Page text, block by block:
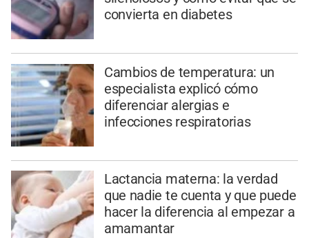
convierta en diabetes
Cambios de temperatura: un
especialista explicó cómo
diferenciar alergias e
infecciones respiratorias
Lactancia materna: la verdad
que nadie te cuenta y que puede
hacer la diferencia al empezar a
amamantar